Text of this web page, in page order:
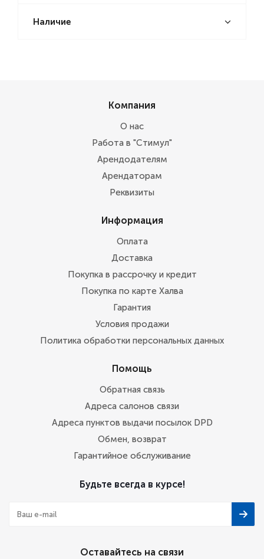
Наличие
Компания
О нас
Работа в "Стимул"
Арендодателям
Арендаторам
Реквизиты
Информация
Оплата
Доставка
Покупка в рассрочку и кредит
Покупка по карте Халва
Гарантия
Условия продажи
Политика обработки персональных данных
Помощь
Обратная связь
Адреса салонов связи
Адреса пунктов выдачи посылок DPD
Обмен, возврат
Гарантийное обслуживание
Будьте всегда в курсе!
Оставайтесь на связи